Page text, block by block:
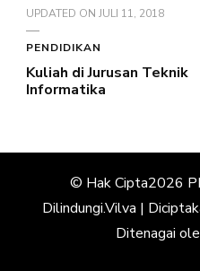
UPDATED ON JULI 11, 2018
PENDIDIKAN
Kuliah di Jurusan Teknik
Informatika
© Hak Cipta2026
Dilindungi.Vilva |
Ditenagai